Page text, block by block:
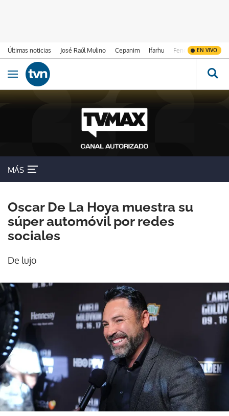
Últimas noticias José Raúl Mulino Cepanim Ifarhu Fenómeno de El
EN VIVO
Ir al contenido
Obrir navegació
MÁS
Oscar De La Hoya muestra su
súper automóvil por redes
sociales
De lujo